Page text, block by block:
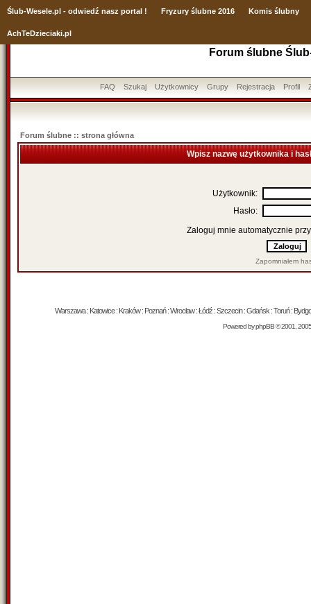
Ślub-Wesele.pl - odwiedź nasz portal ! Fryzury ślubne 2016 Komis ślubny
AchTeDzieciaki.pl
Forum ślubne
FAQ Szukaj Użytkownicy Grupy Rejestracja Profil
Forum ślubne :: strona główna
Wpisz nazwę użytkownika i
Użytkownik:
Hasło:
Zaloguj mnie automatycznie
Zapomniałem
Warszawa : Katowice : Kraków : Poznań : Wrocław : Łódź : Szczecin : Gdańsk : Toruń :
Powered byphpBB© 2001,